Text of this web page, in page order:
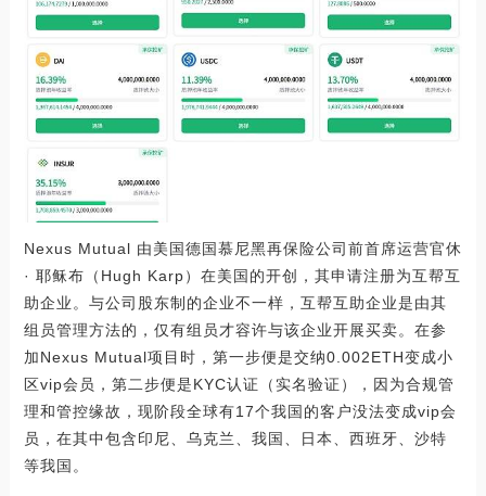
Nexus Mutual 由美国德国慕尼黑再保险公司前首席运营官休
· 耶稣布（Hugh Karp）在美国的开创，其申请注册为互帮互
助企业。与公司股东制的企业不一样，互帮互助企业是由其
组员管理方法的，仅有组员才容许与该企业开展买卖。在参
加Nexus Mutual项目时，第一步便是交纳0.002ETH变成小
区vip会员，第二步便是KYC认证（实名验证），因为合规管
理和管控缘故，现阶段全球有17个我国的客户没法变成vip会
员，在其中包含印尼、乌克兰、我国、日本、西班牙、沙特
等我国。